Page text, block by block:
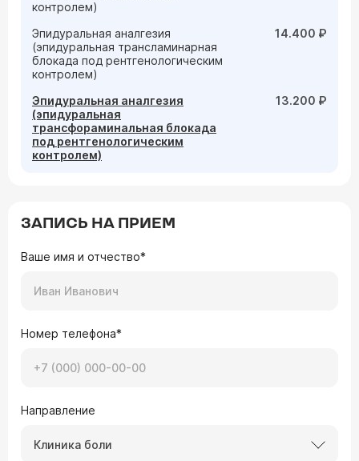
контролем)
Эпидуральная аналгезия
(эпидуральная трансламинарная
блокада под рентгенологическим
контролем)
14.400 ₽
Эпидуральная аналгезия
(эпидуральная
трансфораминальная блокада
под рентгенологическим
контролем)
13.200 ₽
ЗАПИСЬ НА ПРИЕМ
Ваше имя и отчество*
Номер телефона*
Направление
Клиника боли